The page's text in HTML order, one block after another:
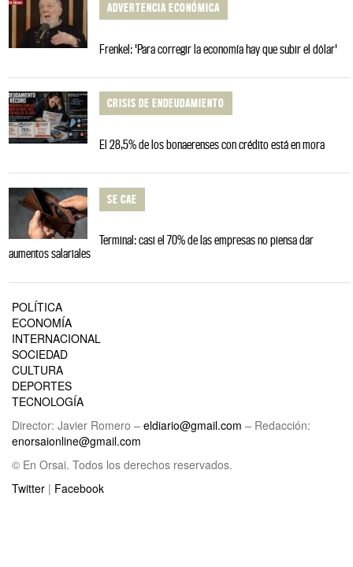
ADVERTENCIA ECONÓMICA
Frenkel: 'Para corregir la economía hay que subir el dólar'
CRISIS DE ENDEUDAMIENTO
El 28,5% de los bonaerenses con crédito está en mora
SE CAE
Terminal: casi el 70% de las empresas no piensa dar
aumentos salariales
POLÍTICA
ECONOMÍA
INTERNACIONAL
SOCIEDAD
CULTURA
DEPORTES
TECNOLOGÍA
Director: Javier Romero – eldiario@gmail.com – Redacción:
enorsaionline@gmail.com
© En Orsai. Todos los derechos reservados.
Twitter | Facebook